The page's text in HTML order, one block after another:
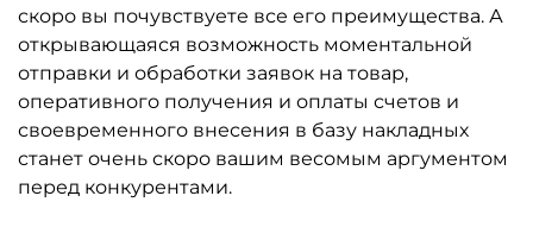
скоро вы почувствуете все его преимущества. А
открывающаяся возможность моментальной
отправки и обработки заявок на товар,
оперативного получения и оплаты счетов и
своевременного внесения в базу накладных
станет очень скоро вашим весомым аргументом
перед конкурентами.